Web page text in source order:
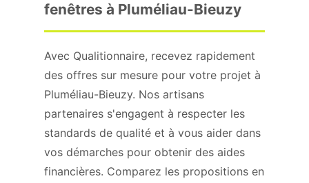
fenêtres à Pluméliau-Bieuzy
Avec Qualitionnaire, recevez rapidement
des offres sur mesure pour votre projet à
Pluméliau-Bieuzy. Nos artisans
partenaires s'engagent à respecter les
standards de qualité et à vous aider dans
vos démarches pour obtenir des aides
financières. Comparez les propositions en